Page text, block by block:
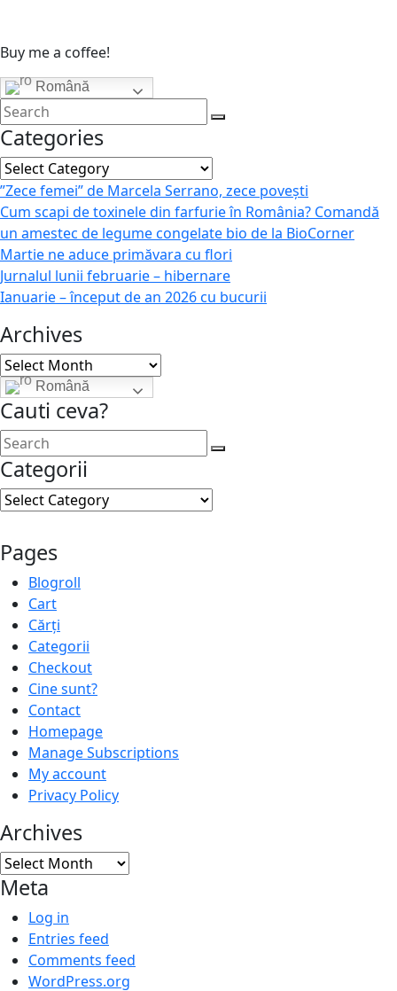
Buy me a coffee!
Română
Categories
Categories
”Zece femei” de Marcela Serrano, zece povești
Cum scapi de toxinele din farfurie în România? Comandă
un amestec de legume congelate bio de la BioCorner
Martie ne aduce primăvara cu flori
Jurnalul lunii februarie – hibernare
Ianuarie – început de an 2026 cu bucurii
Archives
Archives
Română
Cauti ceva?
Categorii
Categorii
Pages
Blogroll
Cart
Cărți
Categorii
Checkout
Cine sunt?
Contact
Homepage
Manage Subscriptions
My account
Privacy Policy
Archives
Archives
Meta
Log in
Entries feed
Comments feed
WordPress.org